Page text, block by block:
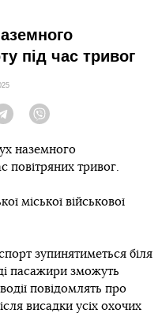
під час тривог
Telegram
наземного
повітряних тривог.
міської військової
зупинятиметься біля
пасажири зможуть
повідомлять про
висадки усіх охочих